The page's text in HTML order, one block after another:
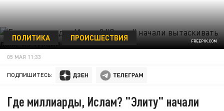
FREEPIK.COM
ПОЛИТИКА ПРОИСШЕСТВИЯ
05 МАЯ 11:33
ПОДПИШИТЕСЬ:
Где миллиарды, Ислам? "Элиту" начали